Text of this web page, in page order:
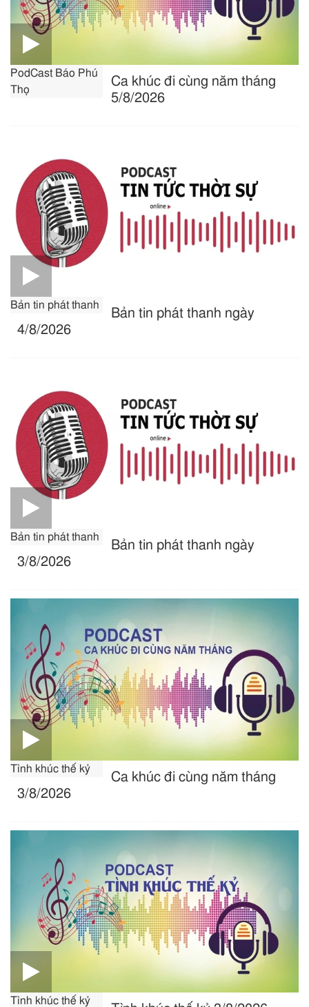
PodCast Báo Phú
Thọ
Ca khúc đi cùng năm tháng
5/8/2026
Bản tin phát thanh
Bản tin phát thanh ngày
4/8/2026
Bản tin phát thanh
Bản tin phát thanh ngày
3/8/2026
Tình khúc thế kỷ
Ca khúc đi cùng năm tháng
3/8/2026
Tình khúc thế kỷ